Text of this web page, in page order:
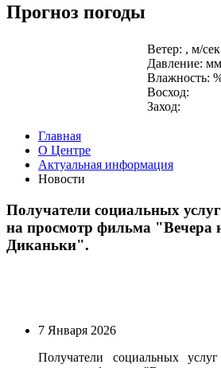
Прогноз погоды
Ветер: , м/
Давление:
Влажность:
Восход:
Заход:
Главная
О Центре
Актуальная информация
Новости
Получатели социальных
на просмотр фильма "Вечера
Диканьки".
7 Января 2026
Получатели социальных